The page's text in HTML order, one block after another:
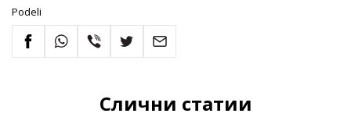
Podeli
Слични статии